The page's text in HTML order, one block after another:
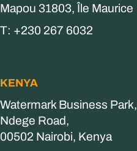
Mapou 31803, Île Maurice
T: +230 267 6032
KENYA
Watermark Business Park,
Ndege Road,
00502 Nairobi, Kenya